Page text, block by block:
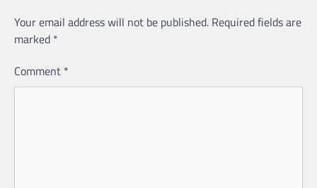
Your email address will not be published. Required fields are
marked *
Comment *